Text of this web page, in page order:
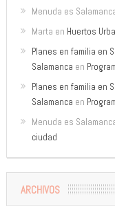
Menuda es
Marta en Huertos
Planes en familia en
Salamanca en
Planes en familia en
Salamanca en
Menuda es
ciudad
ARCHIVOS